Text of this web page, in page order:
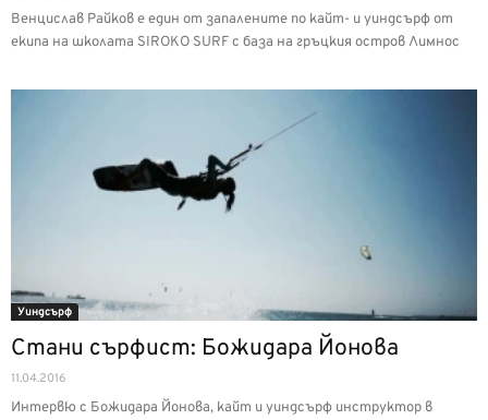
Венцислав Райков е един от запалените по кайт- и уиндсърф от
екипа на школата SIROKO SURF с база на гръцкия остров Лимнос
Уиндсърф
Стани сърфист: Божидара Йонова
11.04.2016
Интервю с Божидара Йонова, кайт и уиндсърф инструктор в